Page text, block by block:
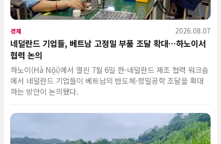
경제 2026.08.07
네덜란드 기업들, 베트남 고정밀 부품 조달 확대…하노이서
협력 논의
하노이(Hà Nội)에서 열린 7월 6일 한-네덜란드 제조 협력 워크숍
에서 네덜란드 기업들이 베트남의 반도체·정밀공학 조달을 확대
하는 방안이 논의됐다.